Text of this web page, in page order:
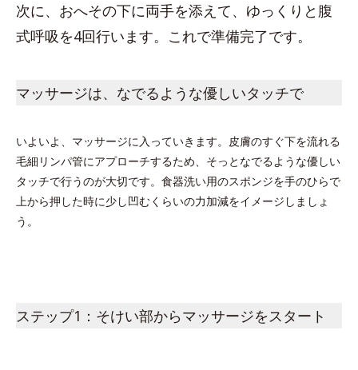
次に、おへその下に両手を添えて、ゆっくりと腹
式呼吸を4回行います。これで準備完了です。
マッサージは、なでるような優しいタッチで
いよいよ、マッサージに入っていきます。皮膚のすぐ下を流れる
毛細リンパ管にアプローチするため、そっとなでるような優しい
タッチで行うのが大切です。食器洗い用のスポンジを手のひらで
上から押した時に少し凹むくらいの力加減をイメージしましょ
う。
ステップ1：そけい部からマッサージをスタート